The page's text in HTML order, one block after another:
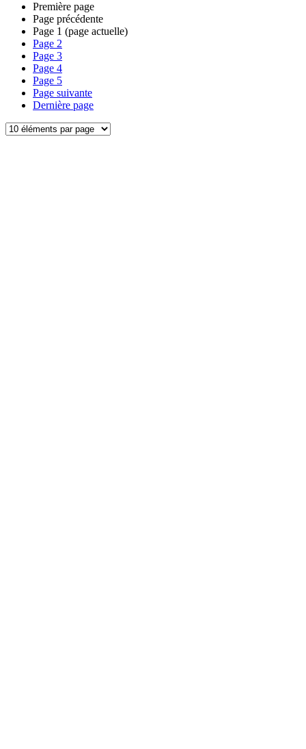
Première page
Page précédente
Page 1 (page actuelle)
Page 2
Page 3
Page 4
Page 5
Page suivante
Dernière page